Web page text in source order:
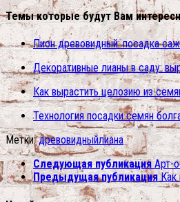
Темы которые будут Вам
Пион древовидный: посадка
Декоративные лианы в саду:
Как вырастить целозию из
Технология посадки семян
Метки: древовидныйлиана
Следующая публикация Арт-
Предыдущая публикация Как